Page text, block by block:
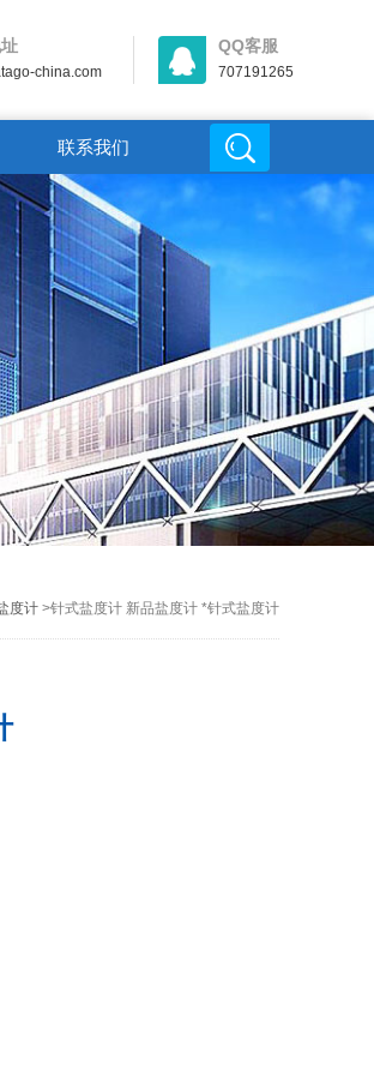
china.com
QQ客服
707191265
联系我们
度计>针式盐度计 新品盐度计 *针式盐度计